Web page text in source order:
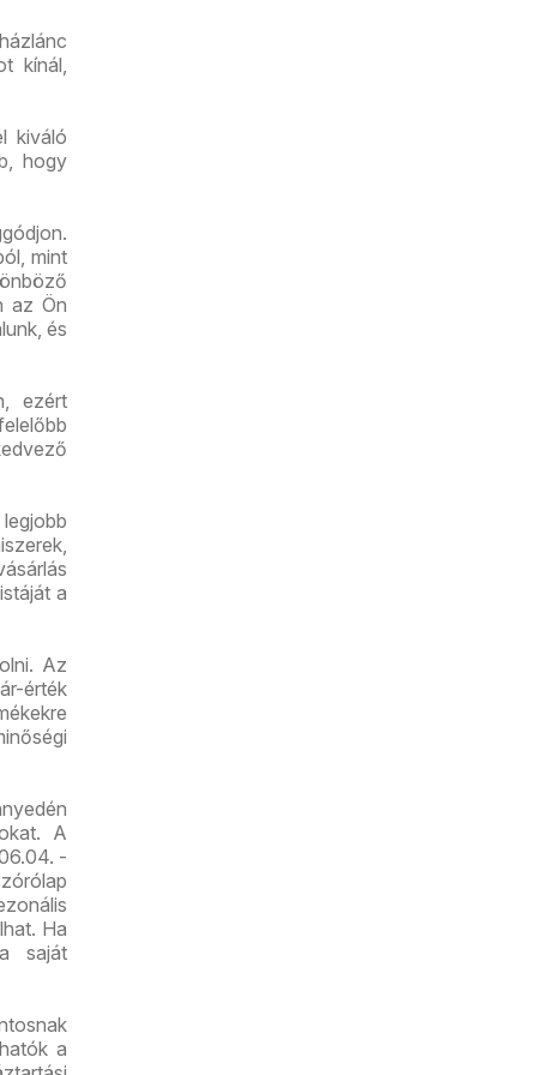
kínál,
kiváló
hogy
mint
az Ön
és
ezért
a
Az
érték
A
-
Ha
saját
a